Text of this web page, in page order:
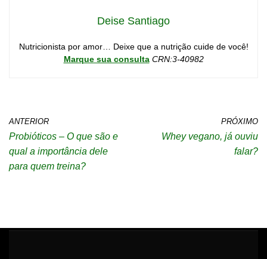
Deise Santiago
Nutricionista por amor… Deixe que a nutrição cuide de você!
Marque sua consulta CRN:3-40982
ANTERIOR
Probióticos – O que são e
qual a importância dele
para quem treina?
PRÓXIMO
Whey vegano, já ouviu
falar?